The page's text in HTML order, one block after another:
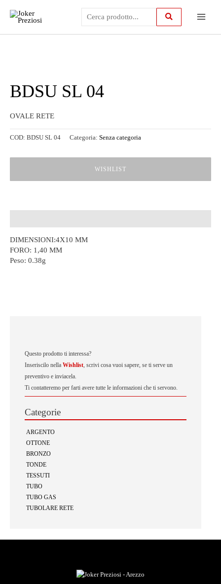
contenuto
Questo prodotto ti interessa?
Inseriscilo nella Wishlist, scrivi cosa vuoi sapere, se ti serve un
preventivo e inviacela.
Ti contatteremo per farti avere tutte le informazioni che ti servono.
Categorie
ARGENTO
OTTONE
BRONZO
TONDE
TESSUTI
TUBO
TUBO GAS
TUBOLARE RETE
BDSU SL 04
OVALE RETE
COD: BDSU SL 04 Categoria: Senza categoria
WISHLIST
DIMENSIONI:4X10 MM
FORO: 1,40 MM
Peso: 0.38g